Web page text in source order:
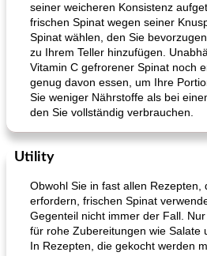
seiner weicheren Konsistenz
frischen Spinat wegen seiner
Spinat wählen, den Sie
zu Ihrem Teller hinzufügen.
Vitamin C gefrorener Spinat noch
genug davon essen, um Ihre
Sie weniger Nährstoffe als bei
den Sie vollständig verbrauchen.
Utility
Obwohl Sie in fast allen Rezepten,
erfordern, frischen Spinat
Gegenteil nicht immer der Fall.
für rohe Zubereitungen wie Salate
In Rezepten, die gekocht werden